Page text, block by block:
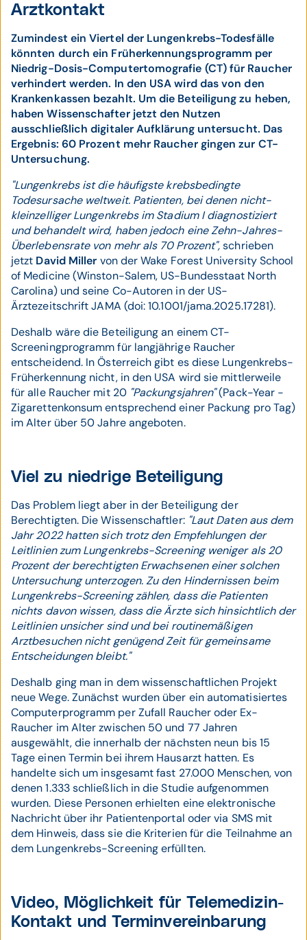
Arztkontakt
Zumindest ein Viertel der Lungenkrebs-Todesfälle
könnten durch ein Früherkennungsprogramm per
Niedrig-Dosis-Computertomografie (CT) für Raucher
verhindert werden. In den USA wird das von den
Krankenkassen bezahlt. Um die Beteiligung zu heben,
haben Wissenschafter jetzt den Nutzen
ausschließlich digitaler Aufklärung untersucht. Das
Ergebnis: 60 Prozent mehr Raucher gingen zur CT-
Untersuchung.
"Lungenkrebs ist die häufigste krebsbedingte
Todesursache weltweit. Patienten, bei denen nicht-
kleinzelliger Lungenkrebs im Stadium I diagnostiziert
und behandelt wird, haben jedoch eine Zehn-Jahres-
Überlebensrate von mehr als 70 Prozent",schrieben
jetzt David Miller von der Wake Forest University School
of Medicine (Winston-Salem, US-Bundesstaat North
Carolina) und seine Co-Autoren in der US-
Ärztezeitschrift JAMA (doi: 10.1001/jama.2025.17281).
Deshalb wäre die Beteiligung an einem CT-
Screeningprogramm für langjährige Raucher
entscheidend. In Österreich gibt es diese Lungenkrebs-
Früherkennung nicht, in den USA wird sie mittlerweile
für alle Raucher mit 20"Packungsjahren"(Pack-Year -
Zigarettenkonsum entsprechend einer Packung pro Tag)
im Alter über 50 Jahre angeboten.
Viel zu niedrige Beteiligung
Das Problem liegt aber in der Beteiligung der
Berechtigten. Die Wissenschaftler: "Laut Daten aus dem
Jahr 2022 hatten sich trotz den Empfehlungen der
Leitlinien zum Lungenkrebs-Screening weniger als 20
Prozent der berechtigten Erwachsenen einer solchen
Untersuchung unterzogen. Zu den Hindernissen beim
Lungenkrebs-Screening zählen, dass die Patienten
nichts davon wissen, dass die Ärzte sich hinsichtlich der
Leitlinien unsicher sind und bei routinemäßigen
Arztbesuchen nicht genügend Zeit für gemeinsame
Entscheidungen bleibt."
Deshalb ging man in dem wissenschaftlichen Projekt
neue Wege. Zunächst wurden über ein automatisiertes
Computerprogramm per Zufall Raucher oder Ex-
Raucher im Alter zwischen 50 und 77 Jahren
ausgewählt, die innerhalb der nächsten neun bis 15
Tage einen Termin bei ihrem Hausarzt hatten. Es
handelte sich um insgesamt fast 27.000 Menschen, von
denen 1.333 schließlich in die Studie aufgenommen
wurden. Diese Personen erhielten eine elektronische
Nachricht über ihr Patientenportal oder via SMS mit
dem Hinweis, dass sie die Kriterien für die Teilnahme an
dem Lungenkrebs-Screening erfüllten.
Video, Möglichkeit für Telemedizin-
Kontakt und Terminvereinbarung